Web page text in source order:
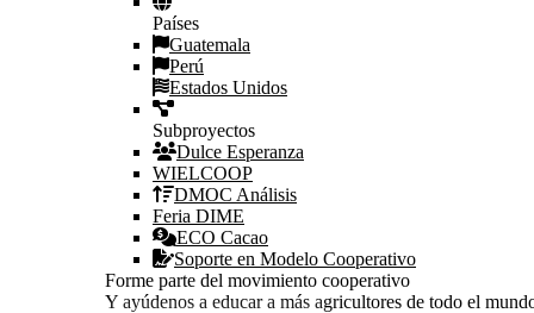
Países
Guatemala
Perú
Estados Unidos
Subproyectos
Dulce Esperanza
WIELCOOP
DMOC Análisis
Feria DIME
ECO Cacao
Soporte en Modelo Cooperativo
Forme parte del movimiento cooperativo
Y ayúdenos a educar a más agricultores de todo el